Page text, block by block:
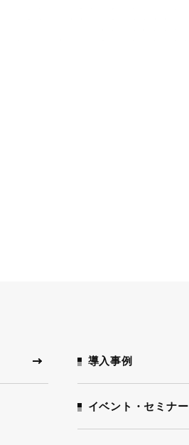
導入事例
イベント・セミナー